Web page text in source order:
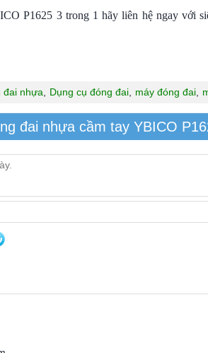
P1625 3 trong 1 hãy liên hệ ngay với
đai nhựa Dụng cụ đóng đai máy đóng đai
đai nhựa cầm tay YBICO